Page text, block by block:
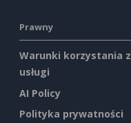
Prawny
Warunki korzystania z
usługi
AI Policy
Polityka prywatności